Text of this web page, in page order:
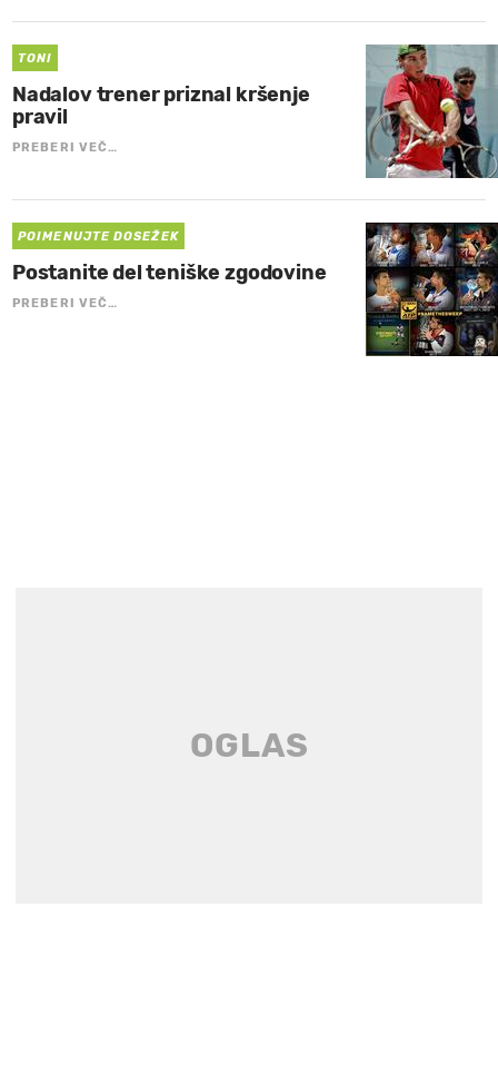
TONI
Nadalov trener priznal kršenje
pravil
PREBERI VEČ…
POIMENUJTE DOSEŽEK
Postanite del teniške zgodovine
PREBERI VEČ…